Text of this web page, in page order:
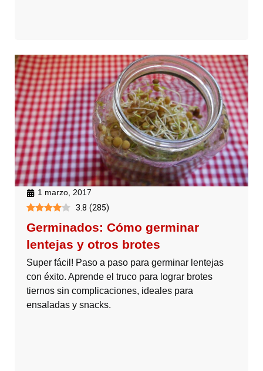
1 marzo, 2017
3.8 (285)
Germinados: Cómo germinar
lentejas y otros brotes
Super fácil! Paso a paso para germinar lentejas
con éxito. Aprende el truco para lograr brotes
tiernos sin complicaciones, ideales para
ensaladas y snacks.